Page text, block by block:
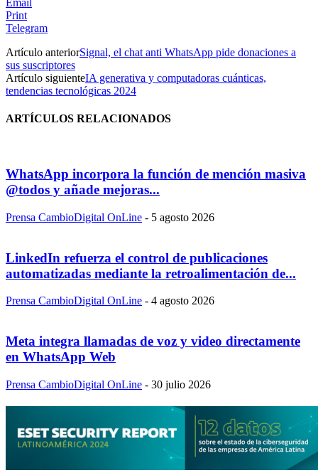
Print
Telegram
Artículo anteriorSignal, el chat anti WhatsApp pide donaciones a
sus suscriptores
Artículo siguienteIA generativa y computadoras cuánticas,
tendencias tecnológicas 2024
ARTÍCULOS RELACIONADOS
WhatsApp incorpora la función de mención masiva
@todos y añade mejoras...
Prensa CambioDigital OnLine - 5 agosto 2026
LinkedIn refuerza el control de publicaciones
automatizadas mediante la retroalimentación de...
Prensa CambioDigital OnLine - 4 agosto 2026
Meta integra llamadas de voz y video directamente
en WhatsApp Web
Prensa CambioDigital OnLine - 30 julio 2026